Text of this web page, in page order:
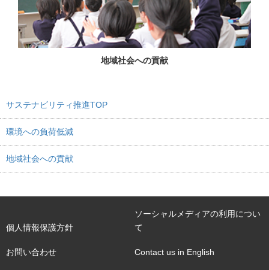
地域社会への貢献
サステナビリティ推進TOP
環境への負荷低減
地域社会への貢献
個人情報保護方針
ソーシャルメディアの利用につい
て
お問い合わせ Contact us in English